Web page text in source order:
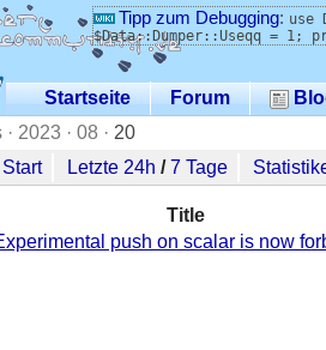
Tipp zum Debugging: use
$Data::Dumper::Useqq = 1;
Startseite Forum
· 2023 · 08 · 20
Start Letzte 24h /7 Tage
Title
push on scalar is now